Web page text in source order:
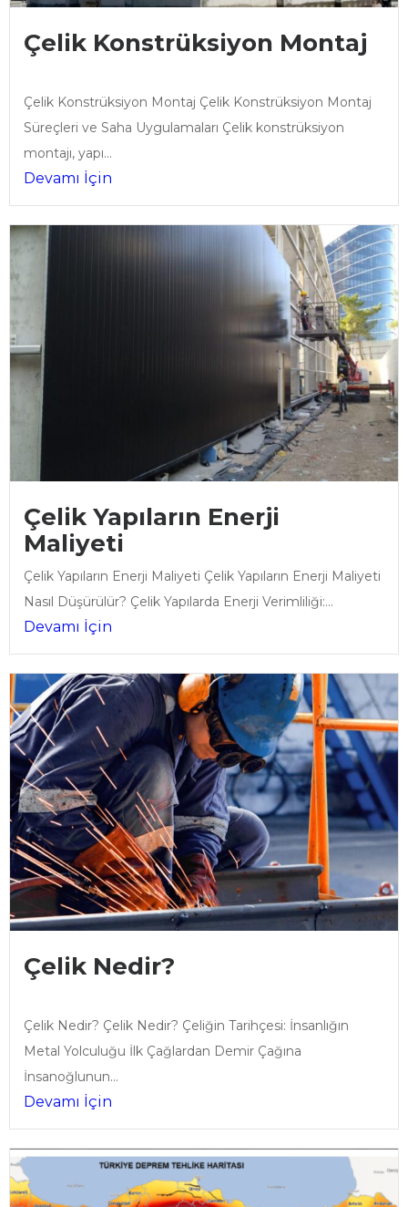
Çelik Konstrüksiyon Montaj
Çelik Konstrüksiyon Montaj Çelik Konstrüksiyon Montaj
Süreçleri ve Saha Uygulamaları Çelik konstrüksiyon
montajı, yapı...
Devamı İçin
Çelik Yapıların Enerji
Maliyeti
Çelik Yapıların Enerji Maliyeti Çelik Yapıların Enerji Maliyeti
Nasıl Düşürülür? Çelik Yapılarda Enerji Verimliliği:...
Devamı İçin
Çelik Nedir?
Çelik Nedir? Çelik Nedir? Çeliğin Tarihçesi: İnsanlığın
Metal Yolculuğu İlk Çağlardan Demir Çağına
İnsanoğlunun...
Devamı İçin